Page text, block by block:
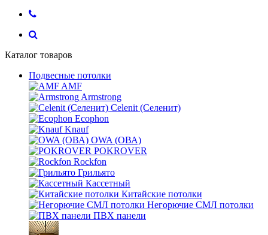
Каталог товаров
Подвесные потолки
AMF
Armstrong
Celenit (Селенит)
Ecophon
Knauf
OWA (ОВА)
POKROVER
Rockfon
Грильято
Кассетный
Китайские потолки
Негорючие СМЛ потолки
ПВХ панели